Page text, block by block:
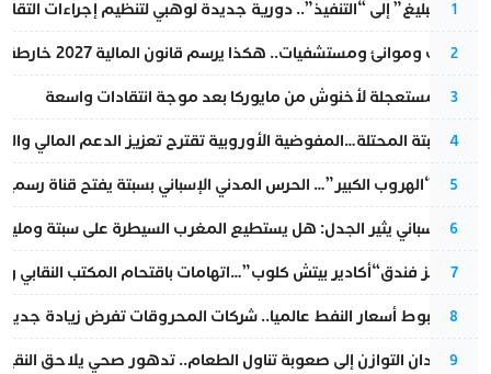
1
من “التبليغ” إلى “التنفيذ”.. دورية جديدة لوهبي لتنظيم إجراءات
2
قطارات وموانئ ومستشفيات.. هكذا يرسم قانون المالية 2027 خارطة المغرب المقبل
3
عودة مستعجلة لأخنوش من مايوركا بعد موجة انتقادات واسعة
4
أزمة سبتة المحتلة…المفوضية الأوروبية تقترح تعزيز الدعم المالي
5
عملية “الهروب الكبير”… الحرس المدني الإسباني بسبتة يفتح قناة
6
تقرير إسباني يثير الجدل: هل يستطيع المغرب السيطرة على سبتة
7
أزمة تهز فندق“أكادير بيتش كلوب”…اتهامات باقتحام المكتب النقابي
8
رغم هبوط أسعار النفط عالميا.. شركات المحروقات تفرض زيادة
9
من فقدان التوازن إلى صعوبة تناول الطعام.. تدهور صحي يلاحق النقيب